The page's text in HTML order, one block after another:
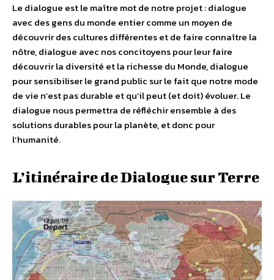
Le dialogue est le maître mot de notre projet : dialogue
avec des gens du monde entier comme un moyen de
découvrir des cultures différentes et de faire connaître la
nôtre, dialogue avec nos concitoyens pour leur faire
découvrir la diversité et la richesse du Monde, dialogue
pour sensibiliser le grand public sur le fait que notre mode
de vie n’est pas durable et qu’il peut (et doit) évoluer. Le
dialogue nous permettra de réfléchir ensemble à des
solutions durables pour la planète, et donc pour
l’humanité.
L’itinéraire de Dialogue sur Terre